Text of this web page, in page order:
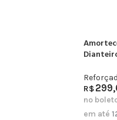
R$
no
em até